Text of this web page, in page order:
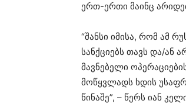
ერთ-ერთი მაინც
“შანსი იმისა, რომ ამ
სანქციებს თავს და/ან
მავნებელი
მოწყვლადს ხდის
წინაშე”, – წერს იან